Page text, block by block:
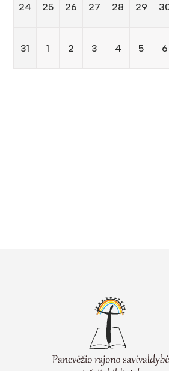
24 25 26 27 28 29
31 1 2 3 4 5 6